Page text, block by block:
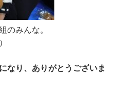
のみんな。
なり、ありがとうございま